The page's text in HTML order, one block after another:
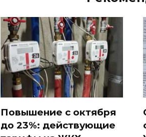
Повышение с октября
до 23%: действующие